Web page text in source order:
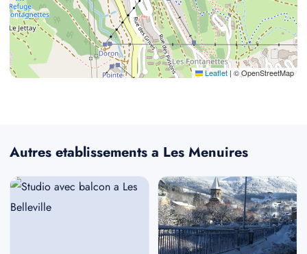
Leaflet | © OpenStreetMap
Autres etablissements a Les Menuires